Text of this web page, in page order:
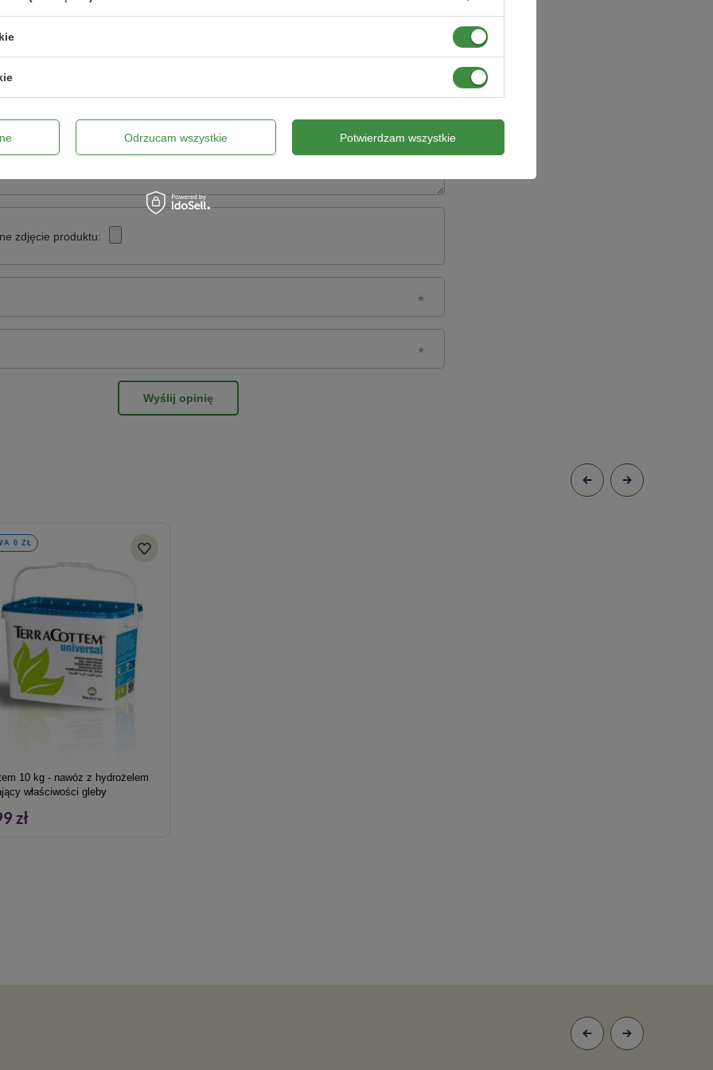
korzeniowego.
wody.
roślin.
rozpuszczony w kwasie mineralnym: 1%, tlenek potasu K2O rozpuszczony w wodzie: 5,5%, mikroelementy B, Cu,
na dachu, trawniki itp.
Napisz swoją opinię
Twoja ocena:
zdjęcie produktu:
Wyślij opinię
0 ZŁ
10 kg - nawóz z hydrożelem
właściwości gleby
zł
Odrzucam wszystkie Potwierdzam wszystkie